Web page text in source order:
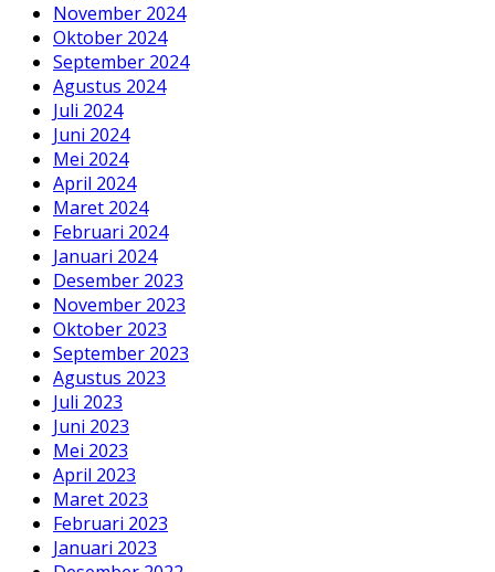
November 2024
Oktober 2024
September 2024
Agustus 2024
Juli 2024
Juni 2024
Mei 2024
April 2024
Maret 2024
Februari 2024
Januari 2024
Desember 2023
November 2023
Oktober 2023
September 2023
Agustus 2023
Juli 2023
Juni 2023
Mei 2023
April 2023
Maret 2023
Februari 2023
Januari 2023